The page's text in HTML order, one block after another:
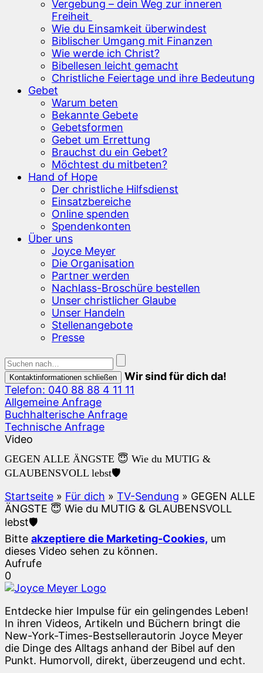
Vergebung – dein Weg zur inneren
Freiheit
Wie du Einsamkeit überwindest
Biblischer Umgang mit Finanzen
Wie werde ich Christ?
Bibellesen leicht gemacht
Christliche Feiertage und ihre Bedeutung
Gebet
Warum beten
Bekannte Gebete
Gebetsformen
Gebet um Errettung
Brauchst du ein Gebet?
Möchtest du mitbeten?
Hand of Hope
Der christliche Hilfsdienst
Einsatzbereiche
Online spenden
Spendenkonten
Über uns
Joyce Meyer
Die Organisation
Partner werden
Nachlass-Broschüre bestellen
Unser christlicher Glaube
Unser Handeln
Stellenangebote
Presse
Kontaktinformationen schließen
Wir sind für dich da!
Telefon: 040 88 88 4 11 11
Allgemeine Anfrage
Buchhalterische Anfrage
Technische Anfrage
Video
GEGEN ALLE ÄNGSTE 😇 Wie du MUTIG &
GLAUBENSVOLL lebst🛡️
Startseite » Für dich » TV-Sendung » GEGEN ALLE
ÄNGSTE 😇 Wie du MUTIG & GLAUBENSVOLL
lebst🛡️
Bitte akzeptiere die Marketing-Cookies, um
dieses Video sehen zu können.
Aufrufe
0
Entdecke hier Impulse für ein gelingendes Leben!
In ihren Videos, Artikeln und Büchern bringt die
New-York-Times-Bestsellerautorin Joyce Meyer
die Dinge des Alltags anhand der Bibel auf den
Punkt. Humorvoll, direkt, überzeugend und echt.